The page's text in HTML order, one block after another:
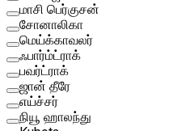
மாசி பெர்குசன்
சோனாலிகா
மெய்க்காவலர்
ஃபார்ம்ட்ராக்
பவர்ட்ராக்
ஜான் தீரே
எய்ச்சர்
நியூ ஹாலந்து